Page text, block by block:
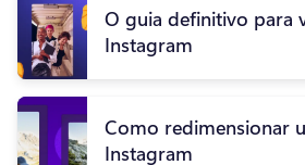
O guia definitivo para
Instagram
Como redimensionar
Instagram